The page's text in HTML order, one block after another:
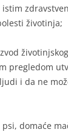
životinja;
pregledom
i da ne
domaće